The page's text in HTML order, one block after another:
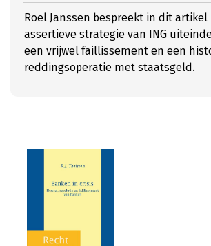
Roel Janssen bespreekt in dit artikel
assertieve strategie van ING
een vrijwel faillissement en een
reddingsoperatie met staatsgeld.